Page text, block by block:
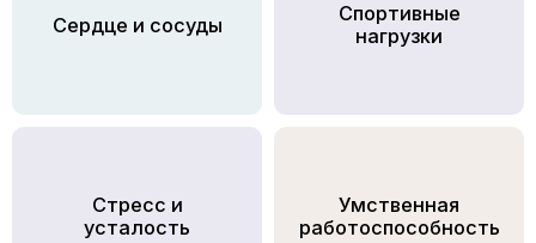
Сердце и сосуды
Спортивные
нагрузки
Стресс и
усталость
Умственная
работоспособность